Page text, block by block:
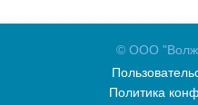
© ООО
Политика